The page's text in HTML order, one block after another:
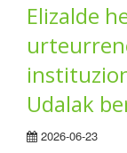
Elizalde
Udalak
2026-06-23